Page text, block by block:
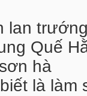
lan
Quế
hà
là làm